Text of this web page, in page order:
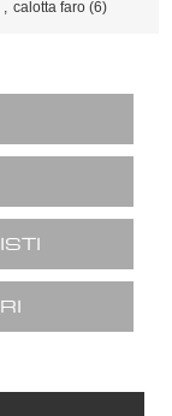
, calotta faro (6)